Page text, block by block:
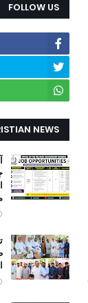
FOLLOW US
NEWS